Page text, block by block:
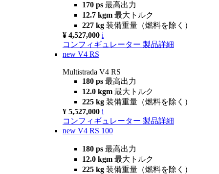
170 ps 最高出力
12.7 kgm 最大トルク
227 kg 装備重量（燃料を除く）
¥ 4,527,000 i
コンフィギュレーター 製品詳細
new V4 RS
Multistrada V4 RS
180 ps 最高出力
12.0 kgm 最大トルク
225 kg 装備重量（燃料を除く）
¥ 5,527,000 i
コンフィギュレーター 製品詳細
new V4 RS 100
180 ps 最高出力
12.0 kgm 最大トルク
225 kg 装備重量（燃料を除く）